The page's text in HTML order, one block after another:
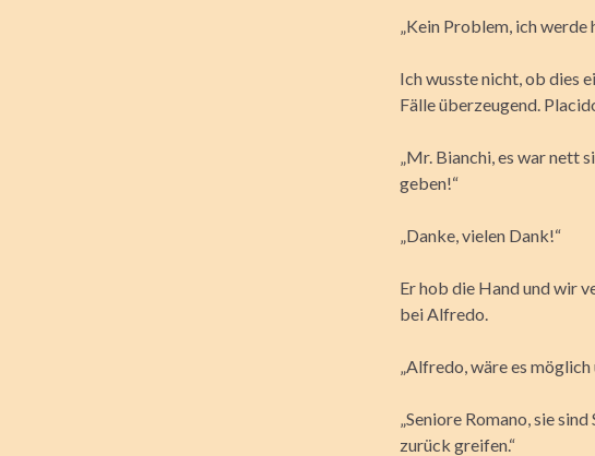
„Kein Problem, ich werde
Ich wusste nicht, ob dies
Fälle überzeugend.
„Mr. Bianchi, es war nett
geben!“
„Danke, vielen Dank!“
Er hob die Hand und wir
bei Alfredo.
„Alfredo, wäre es möglich
„Seniore Romano, sie
zurück greifen.“